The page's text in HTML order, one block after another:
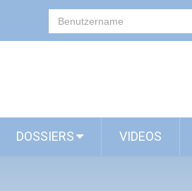
DOSSIERS VIDEOS